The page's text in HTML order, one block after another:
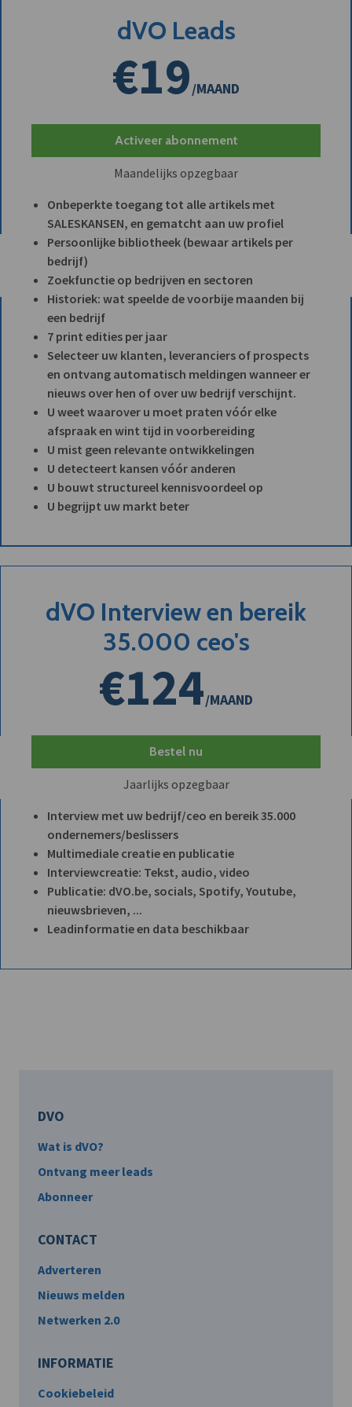
dVO Leads
€19/MAAND
Activeer abonnement
Maandelijks opzegbaar
Onbeperkte toegang tot alle artikels met
SALESKANSEN, en gematcht aan uw profiel
Persoonlijke bibliotheek (bewaar artikels per
bedrijf)
Zoekfunctie op bedrijven en sectoren
Historiek: wat speelde de voorbije maanden bij
een bedrijf
7 print edities per jaar
Selecteer uw klanten, leveranciers of prospects
en ontvang automatisch meldingen wanneer er
nieuws over hen of over uw bedrijf verschijnt.
U weet waarover u moet praten vóór elke
afspraak en wint tijd in voorbereiding
U mist geen relevante ontwikkelingen
U detecteert kansen vóór anderen
U bouwt structureel kennisvoordeel op
U begrijpt uw markt beter
dVO Interview en bereik
35.000 ceo's
€124/MAAND
Bestel nu
Jaarlijks opzegbaar
Interview met uw bedrijf/ceo en bereik 35.000
ondernemers/beslissers
Multimediale creatie en publicatie
Interviewcreatie: Tekst, audio, video
Publicatie: dVO.be, socials, Spotify, Youtube,
nieuwsbrieven, ...
Leadinformatie en data beschikbaar
DVO
Wat is dVO?
Ontvang meer leads
Abonneer
CONTACT
Adverteren
Nieuws melden
Netwerken 2.0
INFORMATIE
Cookiebeleid